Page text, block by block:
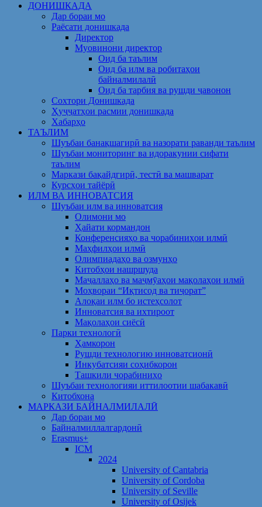
ДОНИШКАДА
Дар бораи мо
Раёсати донишкада
Директор
Муовинони директор
Оид ба таълим
Оид ба илм ва робитаҳои
байналмилалӣ
Оид ба тарбия ва рушди ҷавонон
Сохтори Донишкада
Ҳуҷҷатҳои расмии донишкада
Хабарҳо
ТАЪЛИМ
Шуъбаи банақшагирӣ ва назорати раванди таълим
Шуъбаи мониторинг ва идоракунии сифати
таълим
Маркази бақайдгирӣ, тестӣ ва машварат
Курсҳои тайёрӣ
ИЛМ ВА ИННОВАТСИЯ
Шуъбаи илм ва инноватсия
Олимони мо
Ҳайати кормандон
Конференсияҳо ва чорабиниҳои илмӣ
Маҳфилҳои илмӣ
Олимпиадаҳо ва озмунҳо
Китобҳои нашршуда
Маҷаллаҳо ва маҷмӯаҳои мақолаҳои илмӣ
Моҳвораи “Иқтисод ва тиҷорат”
Алоқаи илм бо истеҳсолот
Инноватсия ва ихтироот
Мақолаҳои сиёсӣ
Парки технологӣ
Ҳамкорон
Рушди технологию инноватсионӣ
Инкубатсияи соҳибкорон
Ташкили чорабиниҳо
Шуъбаи технологияи иттилоотии шабакавӣ
Китобхона
МАРКАЗИ БАЙНАЛМИЛАЛӢ
Дар бораи мо
Байналмиллалгардонӣ
Erasmus+
ICM
2024
University of Cantabria
University of Cordoba
University of Seville
University of Osijek